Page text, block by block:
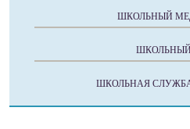
ШКОЛЬНЫЙ
ШКОЛЬНЫЙ
ШКОЛЬНАЯ